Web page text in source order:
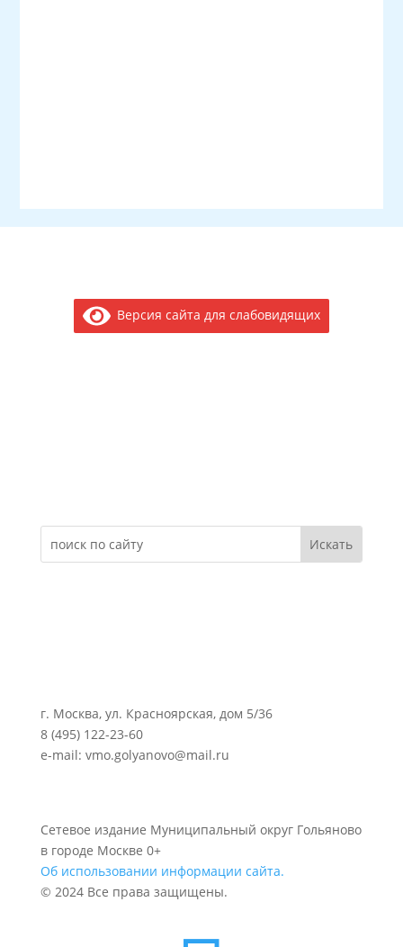
Версия сайта для слабовидящих
г. Москва, ул. Красноярская, дом 5/36
8 (495) 122-23-60
e-mail: vmo.golyanovo@mail.ru
Сетевое издание Муниципальный округ Гольяново
в городе Москве 0+
Об использовании информации сайта.
© 2024 Все права защищены.